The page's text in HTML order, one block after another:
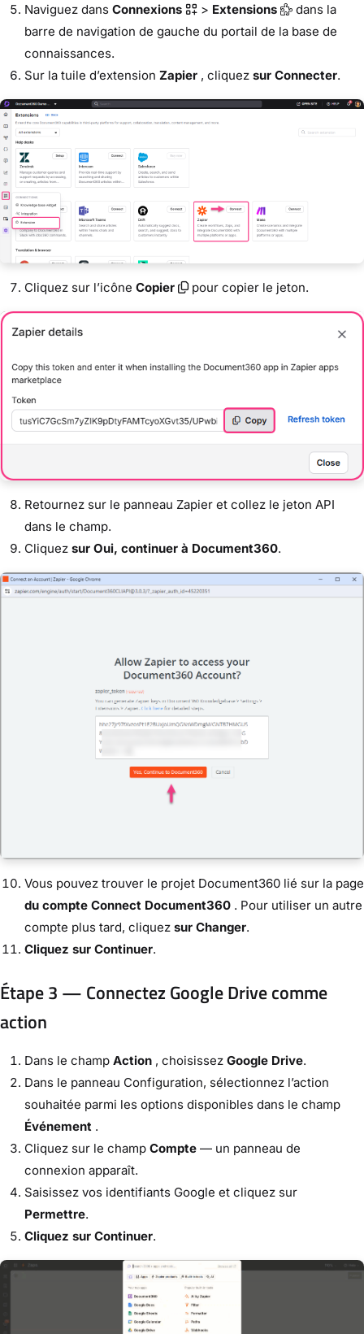
Naviguez dans Connexions > Extensions
dans la
barre de navigation de gauche du portail de la base de
connaissances.
Sur la tuile d’extension Zapier , cliquez sur Connecter.
Cliquez sur l’icône Copier pour copier le jeton.
Retournez sur le panneau Zapier et collez le jeton API
dans le champ.
Cliquez sur Oui, continuer à Document360.
Vous pouvez trouver le projet Document360 lié sur la page
du compte Connect Document360 . Pour utiliser un autre
compte plus tard, cliquez sur Changer.
Cliquez sur Continuer.
Étape 3 — Connectez Google Drive comme
action
Dans le champ Action , choisissez Google Drive.
Dans le panneau Configuration, sélectionnez l’action
souhaitée parmi les options disponibles dans le champ
Événement .
Cliquez sur le champ Compte — un panneau de
connexion apparaît.
Saisissez vos identifiants Google et cliquez sur
Permettre.
Cliquez sur Continuer.